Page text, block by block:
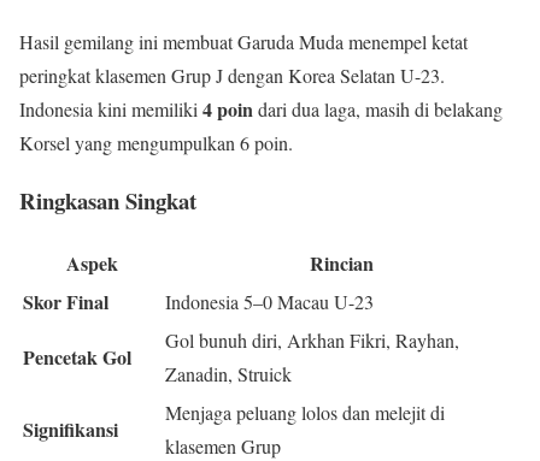
Hasil gemilang ini membuat Garuda Muda menempel ketat
peringkat klasemen Grup J dengan Korea Selatan U-23.
Indonesia kini memiliki 4 poin dari dua laga, masih di belakang
Korsel yang mengumpulkan 6 poin.
Ringkasan Singkat
Aspek
Rincian
Skor Final
Indonesia 5–0 Macau U-23
Pencetak Gol
Gol bunuh diri, Arkhan Fikri, Rayhan,
Zanadin, Struick
Signifikansi
Menjaga peluang lolos dan melejit di
klasemen Grup